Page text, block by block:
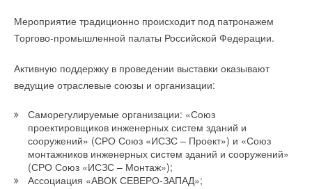
Мероприятие традиционно происходит под патронажем
Торгово-промышленной палаты Российской Федерации.
Активную поддержку в проведении выставки оказывают
ведущие отраслевые союзы и организации:
Саморегулируемые организации: «Союз
проектировщиков инженерных систем зданий и
сооружений» (СРО Союз «ИСЗС – Проект») и «Союз
монтажников инженерных систем зданий и сооружений»
(СРО Союз «ИСЗС – Монтаж»);
Ассоциация «АВОК СЕВЕРО-ЗАПАД»;
→ Cплит-системы серии LG PROCOOL уже на складе
НОВОСТИ СОК 20 ИЮЛЯ 2023
→ LG Electronics продолжает образовательную программу